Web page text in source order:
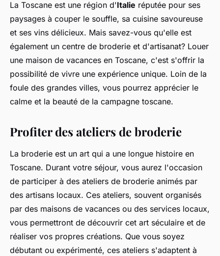
La Toscane est une région d'Italie réputée pour ses
paysages à couper le souffle, sa cuisine savoureuse
et ses vins délicieux. Mais savez-vous qu'elle est
également un centre de broderie et d'artisanat? Louer
une maison de vacances en Toscane, c'est s'offrir la
possibilité de vivre une expérience unique. Loin de la
foule des grandes villes, vous pourrez apprécier le
calme et la beauté de la campagne toscane.
Profiter des ateliers de broderie
La broderie est un art qui a une longue histoire en
Toscane. Durant votre séjour, vous aurez l'occasion
de participer à des ateliers de broderie animés par
des artisans locaux. Ces ateliers, souvent organisés
par des maisons de vacances ou des services locaux,
vous permettront de découvrir cet art séculaire et de
réaliser vos propres créations. Que vous soyez
débutant ou expérimenté, ces ateliers s'adaptent à